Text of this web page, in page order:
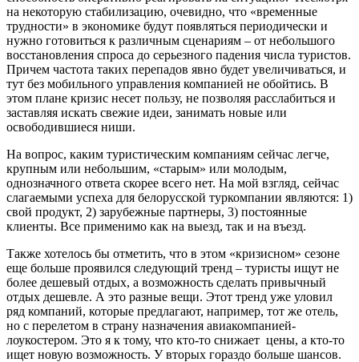
на некоторую стабилизацию, очевидно, что «временные
трудности» в экономике будут появляться периодически и
нужно готовиться к различным сценариям – от небольшого
восстановления спроса до серьезного падения числа туристов.
Причем частота таких перепадов явно будет увеличиваться, и
тут без мобильного управления компанией не обойтись. В
этом плане кризис несет пользу, не позволяя расслабиться и
заставляя искать свежие идеи, занимать новые или
освободившиеся ниши.
На вопрос, каким туристическим компаниям сейчас легче,
крупным или небольшим, «старым» или молодым,
однозначного ответа скорее всего нет. На мой взгляд, сейчас
слагаемыми успеха для белорусской туркомпании являются: 1)
свой продукт, 2) зарубежные партнеры, 3) постоянные
клиенты. Все применимо как на выезд, так и на въезд.
Также хотелось бы отметить, что в этом «кризисном» сезоне
еще больше проявился следующий тренд – туристы ищут не
более дешевый отдых, а возможность сделать привычный
отдых дешевле. А это разные вещи. Этот тренд уже уловил
ряд компаний, которые предлагают, например, тот же отель,
но с перелетом в страну назначения авиакомпанией-
лоукостером. Это я к тому, что кто-то снижает цены, а кто-то
ищет новую возможность. У вторых гораздо больше шансов.